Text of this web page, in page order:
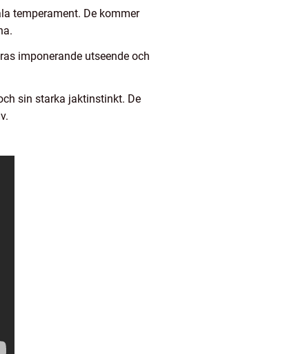
temperament. De kommer
imponerande utseende och
sin starka jaktinstinkt. De